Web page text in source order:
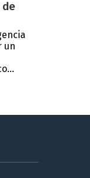
de
un